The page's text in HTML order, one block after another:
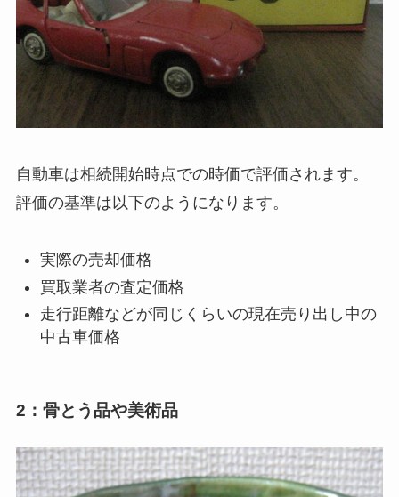
自動車は相続開始時点での時価で評価されます。
評価の基準は以下のようになります。
実際の売却価格
買取業者の査定価格
走行距離などが同じくらいの現在売り出し中の
中古車価格
2：骨とう品や美術品